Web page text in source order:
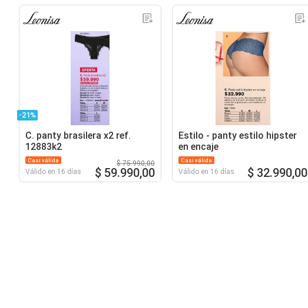
-21%
C. panty brasilera x2 ref.
12883k2
Casi válida
Válido en 16 días
$ 75.990,00
$ 59.990,00
Estilo - panty estilo hipster
en encaje
Casi válida
Válido en 16 días $ 32.990,00